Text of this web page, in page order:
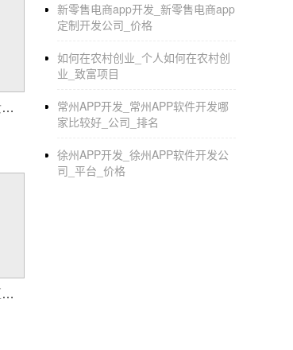
小程序开发纠纷(小程序开发需要注意什么)
小程序开发九张图片(新都区酒店小程序开发费用)
新零售电商app开发_新零售电商app
定制开发公司_价格
如何在农村创业_个人如何在农村创
业_致富项目
常州APP开发_常州APP软件开发哪
家比较好_公司_排名
徐州APP开发_徐州APP软件开发公
司_平台_价格